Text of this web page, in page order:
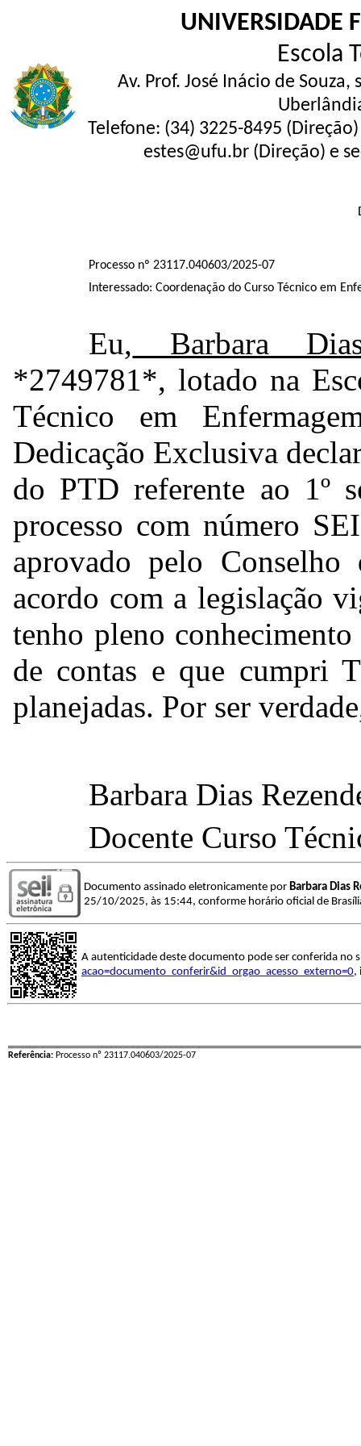
UNIVERSIDADE
Escola
Av. Prof. José Inácio de
Telefone: (34) 3225-8495
estes@ufu.br (Direção) e
Processo nº 23117.040603/2025-07
Interessado: Coordenação do Curso Técnico em
Eu, Barbara
*2749781*, lotado na
Técnico em
Dedicação Exclusiva
do PTD referente ao 1º
processo com número
aprovado pelo
acordo com a legislação
tenho pleno
de contas e que cumpri
planejadas. Por ser
Barbara Dias
Docente Curso
Documento assinado eletronicamente por Barbara Dias
25/10/2025, às 15:44, conforme horário oficial de
A autenticidade deste documento pode ser conferida no
acao=documento_conferir&id_orgao_acesso_externo=0,
Referência: Processo nº 23117.040603/2025-07